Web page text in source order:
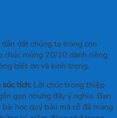
dắt chúng ta trong con
mừng 20/10 dành riêng
biết ơn và kính trọng.
súc tích: Lời chúc trong thiệp
gọn nhưng đầy ý nghĩa. Bạn
học quý báu mà cô đã mang